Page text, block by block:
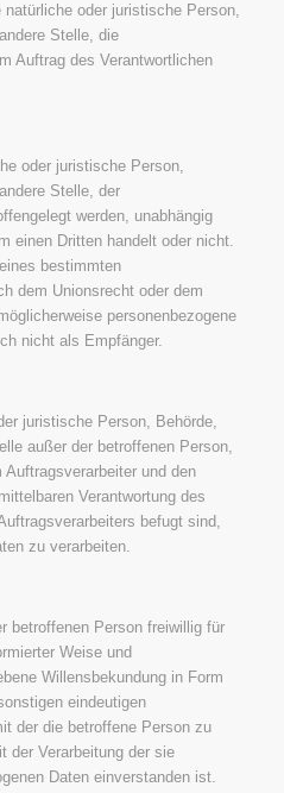
oder juristische Person,
Stelle, die
Auftrag des Verantwortlichen
oder juristische Person,
Stelle, der
werden, unabhängig
einen Dritten handelt oder nicht.
bestimmten
dem Unionsrecht oder dem
personenbezogene
nicht als Empfänger.
juristische Person, Behörde,
außer der betroffenen Person,
und den
Verantwortung des
befugt sind,
zu verarbeiten.
betroffenen Person freiwillig für
Weise und
Willensbekundung in Form
eindeutigen
der die betroffene Person zu
der Verarbeitung der sie
Daten einverstanden ist.